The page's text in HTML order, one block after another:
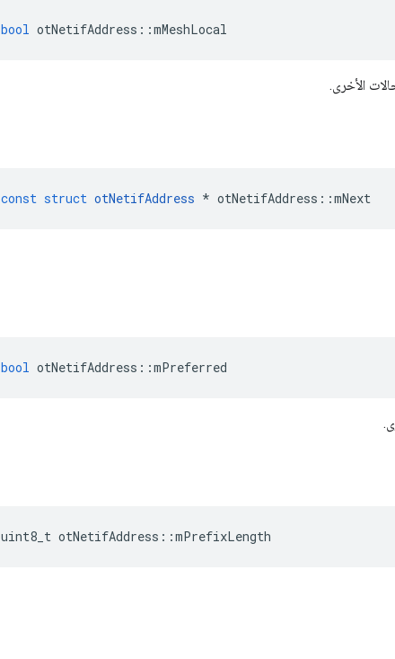
bool otNetifAddress ::mMeshLocal
const struct otNetifAddress * otNetifAddress ::mNext
bool otNetifAddress ::mPreferred
uint8_t otNetifAddress ::mPrefixLength